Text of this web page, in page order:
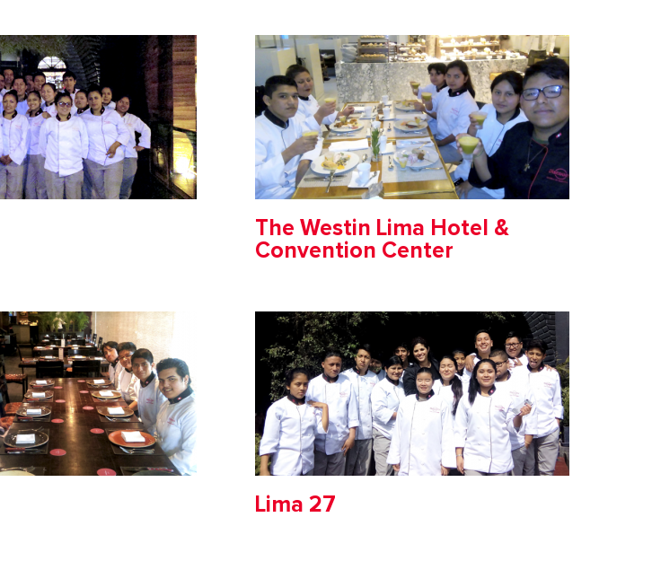
The Westin Lima Hotel &
Convention Center
Lima 27